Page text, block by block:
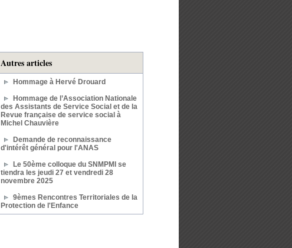
Autres articles
Hommage à Hervé Drouard
Hommage de l’Association Nationale
des Assistants de Service Social et de la
Revue française de service social à
Michel Chauvière
Demande de reconnaissance
d'intérêt général pour l'ANAS
Le 50ème colloque du SNMPMI se
tiendra les jeudi 27 et vendredi 28
novembre 2025
9èmes Rencontres Territoriales de la
Protection de l'Enfance